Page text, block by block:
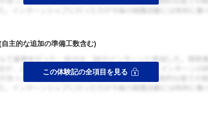
主的な追加の準備工数含む)